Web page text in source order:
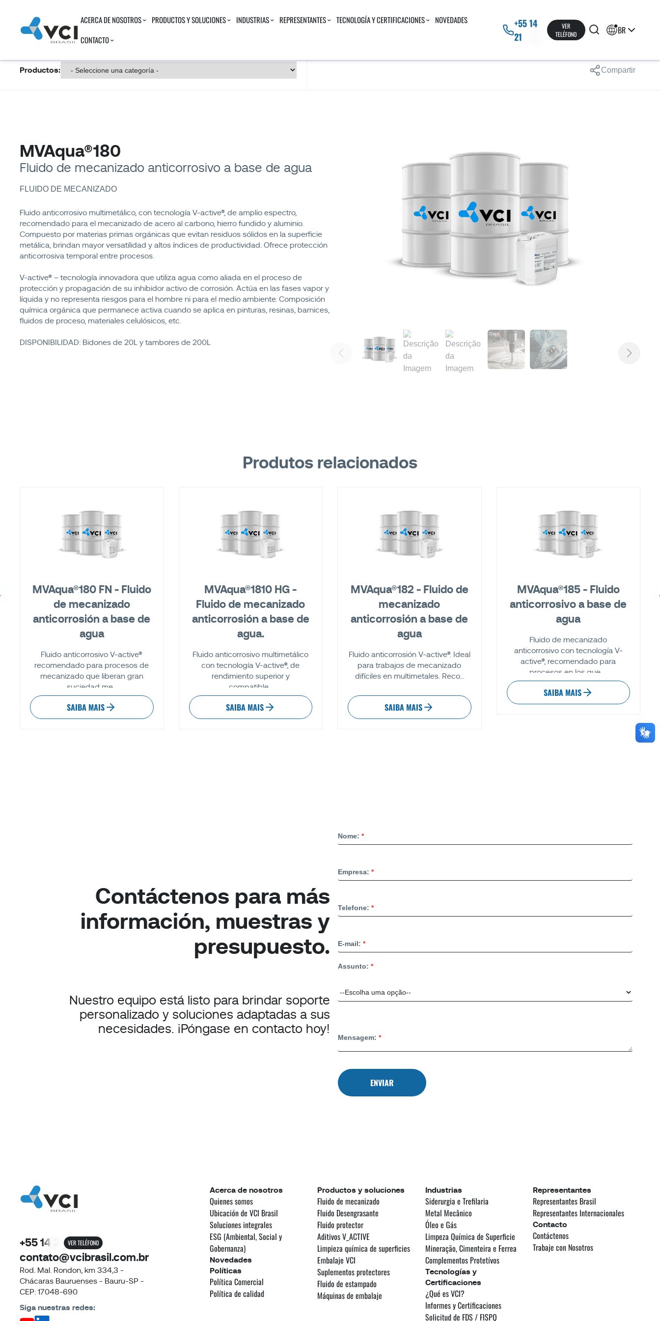
ACERCA DE NOSOTROS PRODUCTOS Y SOLUCIONES INDUSTRIAS REPRESENTANTES TECNOLOGÍA Y CERTIFICACIONES
NOVEDADES
CONTACTO
+55 14
21
VER
TELÉFONO
BR
Productos: Compartir
MVAqua®180
Fluido de mecanizado anticorrosivo a base de agua
FLUIDO DE MECANIZADO
Fluido anticorrosivo multimetálico, con tecnología V-active®, de amplio espectro,
recomendado para el mecanizado de acero al carbono, hierro fundido y aluminio.
Compuesto por materias primas orgánicas que evitan residuos sólidos en la superficie
metálica, brindan mayor versatilidad y altos índices de productividad. Ofrece protección
anticorrosiva temporal entre procesos.
V-active® – tecnología innovadora que utiliza agua como aliada en el proceso de
protección y propagación de su inhibidor activo de corrosión. Actúa en las fases vapor y
líquida y no representa riesgos para el hombre ni para el medio ambiente. Composición
química orgánica que permanece activa cuando se aplica en pinturas, resinas, barnices,
fluidos de proceso, materiales celulósicos, etc.
DISPONIBILIDAD: Bidones de 20L y tambores de 200L
Produtos relacionados
MVAqua®180 FN - Fluido
de mecanizado
anticorrosión a base de
agua
Fluido anticorrosivo V-active®
recomendado para procesos de
mecanizado que liberan gran
suciedad me...
SAIBA MAIS
MVAqua®1810 HG -
Fluido de mecanizado
anticorrosión a base de
agua.
Fluido anticorrosivo multimetálico
con tecnología V-active®, de
rendimiento superior y
compatible...
SAIBA MAIS
MVAqua®182 - Fluido de
mecanizado
anticorrosión a base de
agua
Fluido anticorrosión V-active®. Ideal
para trabajos de mecanizado
difíciles en multimetales. Reco...
SAIBA MAIS
MVAqua®185 - Fluido
anticorrosivo a base de
agua
Fluido de mecanizado
anticorrosivo con tecnología V-
active®, recomendado para
procesos en los que ...
SAIBA MAIS
Contáctenos para más
información, muestras y
presupuesto.
Nuestro equipo está listo para brindar soporte
personalizado y soluciones adaptadas a sus
necesidades. ¡Póngase en contacto hoy!
Nome:
Empresa:
Telefone:
E-mail:
Assunto:
Mensagem:
ENVIAR
+55 14 21 VER TELÉFONO
contato@vcibrasil.com.br
Rod. Mal. Rondon, km 334,3 -
Chácaras Bauruenses - Bauru-SP -
CEP: 17048-690
Siga nuestras redes:
Acerca de nosotros
Quienes somos
Ubicación de VCI Brasil
Soluciones integrales
ESG (Ambiental, Social y
Gobernanza)
Novedades
Políticas
Política Comercial
Política de calidad
Productos y soluciones
Fluido de mecanizado
Fluido Desengrasante
Fluido protector
Aditivos V_ACTIVE
Limpieza química de superficies
Embalaje VCI
Suplementos protectores
Fluido de estampado
Máquinas de embalaje
Industrias
Siderurgia e Trefilaria
Metal Mecânico
Óleo e Gás
Limpeza Química de Superficie
Mineração, Cimenteira e Ferrea
Complementos Protetívos
Tecnologías y
Certificaciones
¿Qué es VCI?
Informes y Certificaciones
Solicitud de FDS / FISPQ
Representantes
Representantes Brasil
Representantes Internacionales
Contacto
Contáctenos
Trabaje con Nosotros